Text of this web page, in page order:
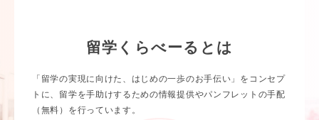
留学くらべーるとは
「留学の実現に向けた、はじめの一歩のお手伝い」をコンセプ
トに、留学を手助けするための情報提供やパンフレットの手配
（無料）を行っています。